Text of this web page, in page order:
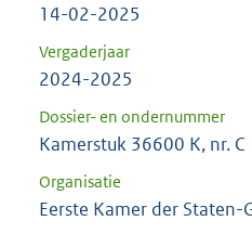
14-02-2025
Vergaderjaar
2024-2025
Dossier- en ondernummer
Kamerstuk 36600 K, nr. C
Organisatie
Eerste Kamer der Staten-